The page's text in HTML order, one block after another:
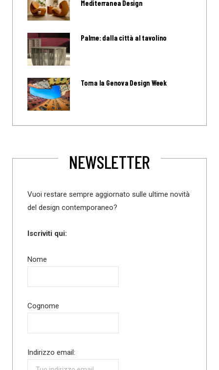
Mediterranea Design
Palme: dalla città al tavolino
Torna la Genova Design Week
NEWSLETTER
Vuoi restare sempre aggiornato sulle ultime novità
del design contemporaneo?
Iscriviti qui:
Nome
Cognome
Indirizzo email: